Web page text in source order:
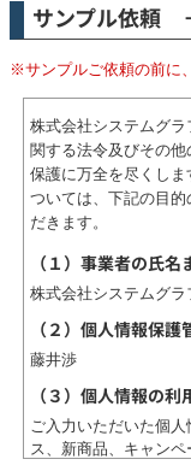
サンプル依頼
※サンプルご依頼の前に
株式会社システムグ
関する法令及びその
保護に万全を尽くし
ついては、下記の目
だきます。
（１）事業者の氏名
株式会社システムグラ
（２）個人情報保護
藤井渉
（３）個人情報の利
ご入力いただいた個
ス、新商品、キャンペ